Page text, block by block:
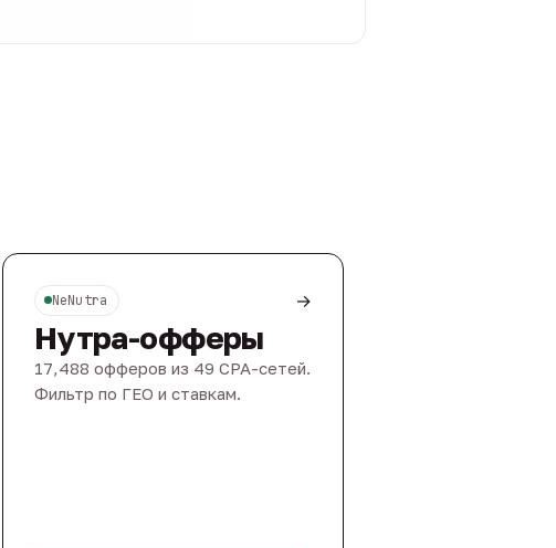
NeNutra →
Нутра-офферы
17,488 офферов из 49 CPA-сетей.
Фильтр по ГЕО и ставкам.